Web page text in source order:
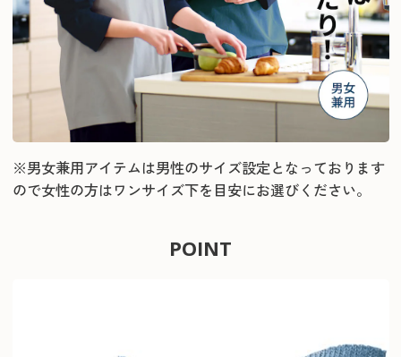
※男女兼用アイテムは男性のサイズ設定となっております
ので女性の方はワンサイズ下を目安にお選びください。
POINT